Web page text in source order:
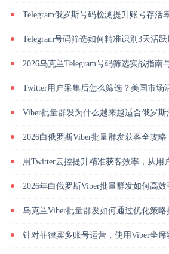
Telegram俄罗斯号码检测提升账号存活
Telegram号码筛选如何精准识别3天活
2026乌克兰Telegram号码筛选实战指南
Twitter用户采集后怎么筛选？美国市场活跃
Viber批量群发为什么越来越适合俄罗斯海
2026白俄罗斯Viber批量群发获客全攻
用Twitter云控提升精准获客效率，从用户
2026年白俄罗斯Viber批量群发如何高效
乌克兰Viber批量群发如何通过优化策
针对菲律宾多账号运营，使用Viber坐席客